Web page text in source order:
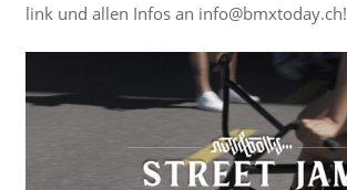
link und allen Infos an info@bmxtoday.ch!